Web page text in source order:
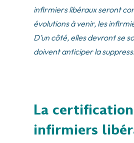
infirmiers libéraux seront
évolutions à venir, les
D’un côté, elles devront se
doivent anticiper la
La
infirmiers